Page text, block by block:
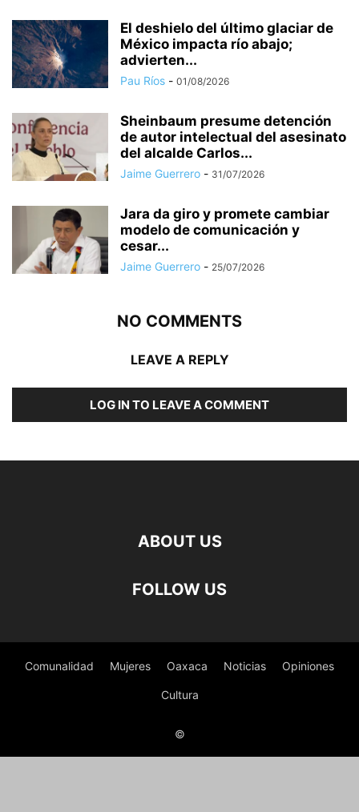
El deshielo del último glaciar de
México impacta río abajo;
advierten...
Pau Ríos - 01/08/2026
Sheinbaum presume detención
de autor intelectual del asesinato
del alcalde Carlos...
Jaime Guerrero - 31/07/2026
Jara da giro y promete cambiar
modelo de comunicación y
cesar...
Jaime Guerrero - 25/07/2026
NO COMMENTS
LEAVE A REPLY
LOG IN TO LEAVE A COMMENT
ABOUT US
FOLLOW US
Comunalidad Mujeres Oaxaca Noticias Opiniones
Cultura
©